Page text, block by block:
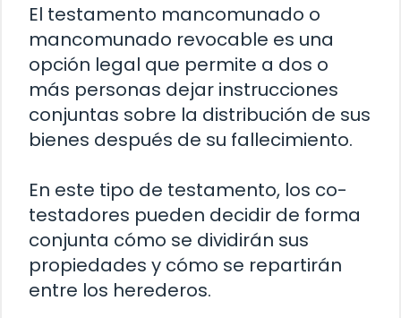
El testamento mancomunado o
mancomunado revocable es una
opción legal que permite a dos o
más personas dejar instrucciones
conjuntas sobre la distribución de sus
bienes después de su fallecimiento.
En este tipo de testamento, los co-
testadores pueden decidir de forma
conjunta cómo se dividirán sus
propiedades y cómo se repartirán
entre los herederos.